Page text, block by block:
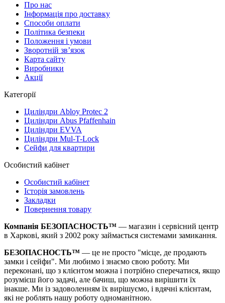
Про нас
Iнформація про доставку
Способи оплати
Політика безпеки
Положення і умови
Зворотній зв’язок
Карта сайту
Виробники
Акції
Категорії
Циліндри Abloy Protec 2
Циліндри Abus Pfaffenhain
Циліндри EVVA
Циліндри Mul-T-Lock
Сейфи для квартири
Особистий кабінет
Особистий кабінет
Історія замовлень
Закладки
Повернення товару
Компанія БЕЗОПАСНОСТЬ™ — магазин і сервісний центр
в Харкові, який з 2002 року займається системами замикання.
БЕЗОПАСНОСТЬ™ — це не просто "місце, де продають
замки і сейфи". Ми любимо і знаємо свою роботу. Ми
переконані, що з клієнтом можна і потрібно сперечатися, якщо
розумієш його задачі, але бачиш, що можна вирішити їх
інакше. Ми із задоволенням їх вирішуємо, і вдячні клієнтам,
які не роблять нашу роботу одноманітною.